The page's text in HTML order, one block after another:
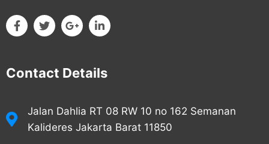
Contact Details
Jalan Dahlia RT 08 RW 10 no 162 Semanan
Kalideres Jakarta Barat 11850